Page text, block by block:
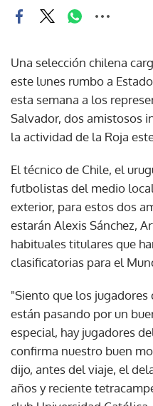
Una selección chilena
este lunes rumbo a
esta semana a los
Salvador, dos amistosos
la actividad de la Roja este
El técnico de Chile, el
futbolistas del medio
exterior, para estos dos
estarán Alexis Sánchez,
habituales titulares que
clasificatorias para el
"Siento que los jugadores
están pasando por un
especial, hay jugadores
confirma nuestro buen
dijo, antes del viaje, el
años y reciente